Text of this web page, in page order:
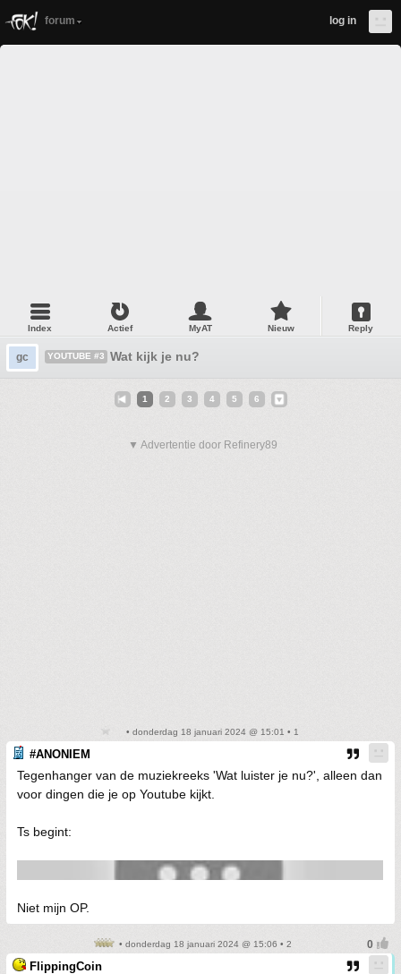
forum log in
Index Actief MyAT Nieuw Reply
gc YOUTUBE #3 Wat kijk je nu?
1 2 3 4 5 6
▼ Advertentie door Refinery89
• donderdag 18 januari 2024 @ 15:01 • 1
#ANONIEM
Tegenhanger van de muziekreeks 'Wat luister je nu?', alleen dan
voor dingen die je op Youtube kijkt.
Ts begint:
Niet mijn OP.
• donderdag 18 januari 2024 @ 15:06 • 2
FlippingCoin